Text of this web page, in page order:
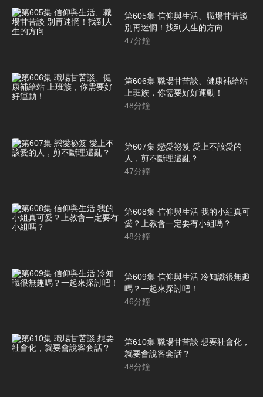
第605集 信仰與生活、職場甘苦談
別再迷惘！找到人生的方向
47分鐘
第606集 職場甘苦談、健康補給站
上班族，你需要好好運動！
48分鐘
第607集 戀愛祕笈 愛上不該愛的
人，剪不斷理還亂？
47分鐘
第608集 信仰與生活 我的小組真可
愛？上教會一定要有小組嗎？
48分鐘
第609集 信仰與生活 冷知識很無趣
嗎？一起來探討吧！
46分鐘
第610集 職場甘苦談 想要社會化，
就要會說客套話？
48分鐘